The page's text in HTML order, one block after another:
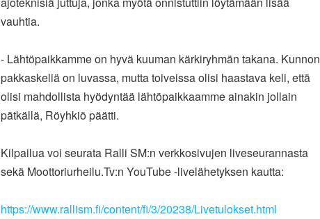
vauhtia.
- Lähtöpaikkamme on hyvä kuuman kärkiryhmän takana. Kunnon
pakkaskeliäon luvassa, mutta toiveissa olisi haastava keli, että
olisi mahdollista hyödyntää lähtöpaikkaamme ainakin jollain
pätkällä, Röyhkiö päätti.
Kilpailua voi seurata Ralli SM:n verkkosivujen liveseurannasta
sekä Moottoriurheilu.Tv:n YouTube -livelähetyksen kautta:
https://www.rallism.fi/content/fi/3/20238/Livetulokset.html